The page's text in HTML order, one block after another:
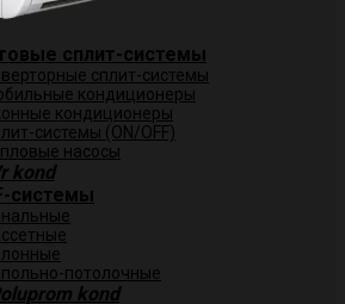
сплит-системы
сплит-системы
кондиционеры
кондиционеры
системы (ON/OFF)
насосы
системы
потолочные